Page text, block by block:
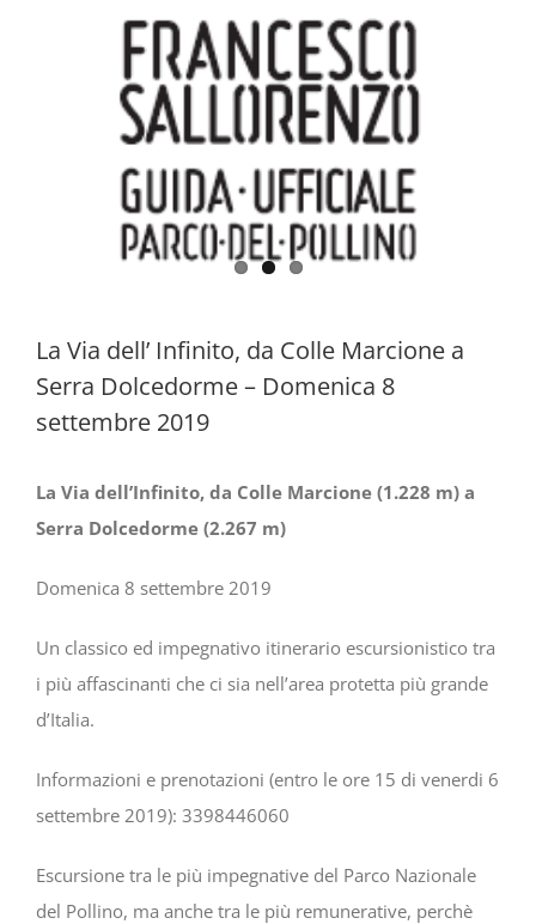
La Via dell’ Infinito, da Colle Marcione a
Serra Dolcedorme – Domenica 8
settembre 2019
La Via dell’Infinito, da Colle Marcione (1.228 m) a
Serra Dolcedorme (2.267 m)
Domenica 8 settembre 2019
Un classico ed impegnativo itinerario escursionistico tra
i più affascinanti che ci sia nell’area protetta più grande
d’Italia.
Informazioni e prenotazioni (entro le ore 15 di venerdi 6
settembre 2019): 3398446060
Escursione tra le più impegnative del Parco Nazionale
del Pollino, ma anche tra le più remunerative, perchè